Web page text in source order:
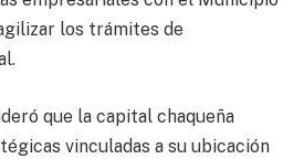
los trámites de
que la capital chaqueña
vinculadas a su ubicación